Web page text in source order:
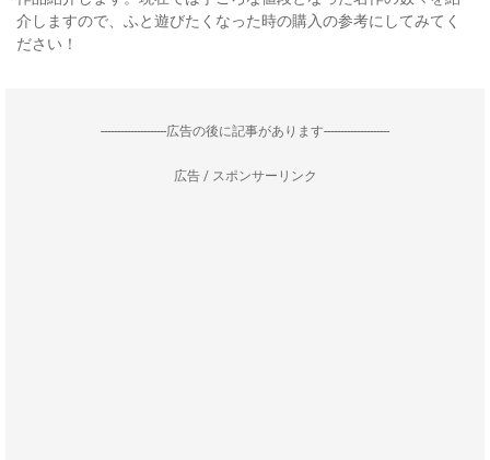
介しますので、ふと遊びたくなった時の購入の参考にしてみてく
ださい！
--------------------広告の後に記事があります--------------------
広告 / スポンサーリンク